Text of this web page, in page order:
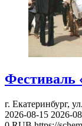
Фестиваль
г. Екатеринбург,
2026-08-15 2026-